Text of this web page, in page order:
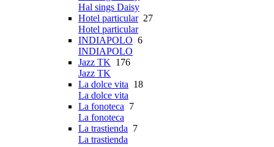
Hal sings Daisy
Hotel particular27
Hotel particular
INDIAPOLO 6
INDIAPOLO
Jazz TK 176
Jazz TK
La dolce vita 18
La dolce vita
La fonoteca 7
La fonoteca
La trastienda 7
La trastienda